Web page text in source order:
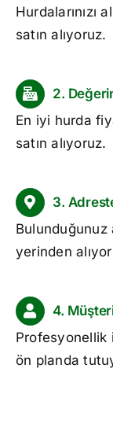
Hurdalarınızı
satın alıyoruz.
2.
En iyi hurda
satın alıyoruz.
3.
Bulunduğunuz
yerinden
4.
Profesyonellik
ön planda